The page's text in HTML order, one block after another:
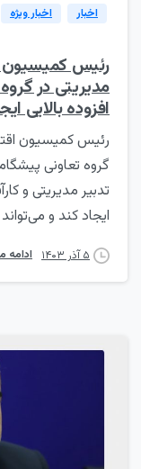
اخبار اخبار ویژه
رئیس کمیسیون
مدیریتی در
افزوده بالایی
رئیس کمیسیون
گروه تعاونی
تدبیر مدیریتی و
ایجاد کند و
۵ آذر ۱۴۰۳ ادامه